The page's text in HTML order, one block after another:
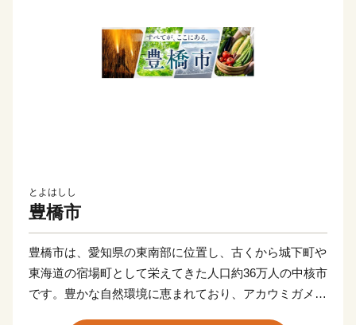
とよはしし
豊橋市
豊橋市は、愛知県の東南部に位置し、古くから城下町や
東海道の宿場町として栄えてきた人口約36万人の中核市
です。豊かな自然環境に恵まれており、アカウミガメが